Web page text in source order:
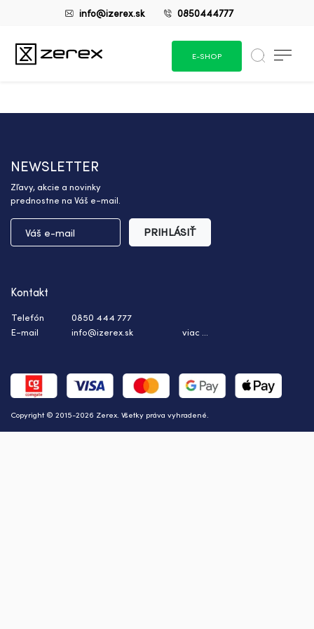
info@izerex.sk 0850444777
E-SHOP
NEWSLETTER
Zľavy, akcie a novinky
prednostne na Váš e-mail.
PRIHLÁSIŤ
Copyright © 2015-2026 Zerex. Všetky práva vyhradené.
Kontakt
Telefón
0850 444 777
E-mail
info@izerex.sk viac ...